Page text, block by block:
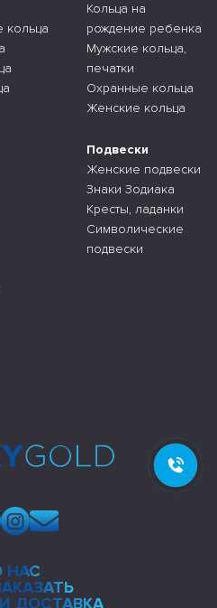
кольца
Кольца на
рождение ребенка
Мужские кольца,
печатки
Охранные кольца
Женские кольца
Подвески
Женские подвески
Знаки Зодиака
Кресты, ладанки
Символические
подвески
НАС
ДОСТАВКА